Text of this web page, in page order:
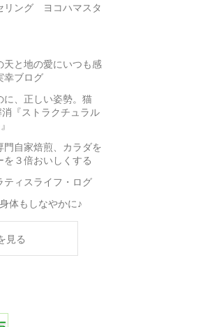
リング ヨコハマスタ
天と地の愛にいつも感
幸ブログ
に、正しい姿勢。猫
『ストラクチュラル
門自家焙煎、カラダを
を３倍おいしくする
ティスライフ・ログ
体もしなやかに♪
見る